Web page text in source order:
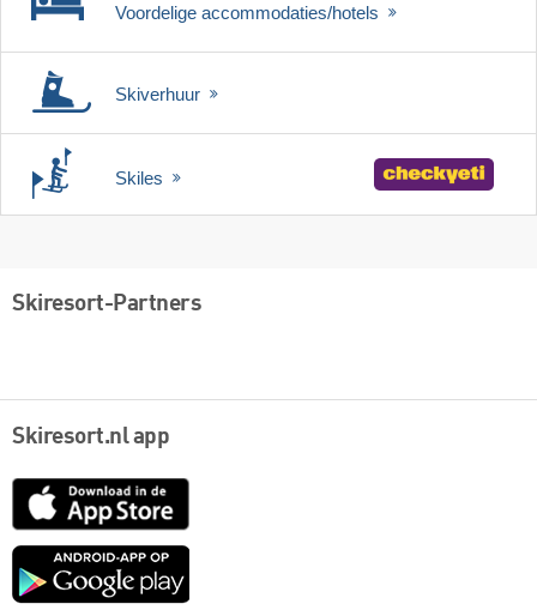
Voordelige accommodaties/hotels
Skiverhuur
Skiles
Skiresort-Partners
Skiresort.nl app
App
Google